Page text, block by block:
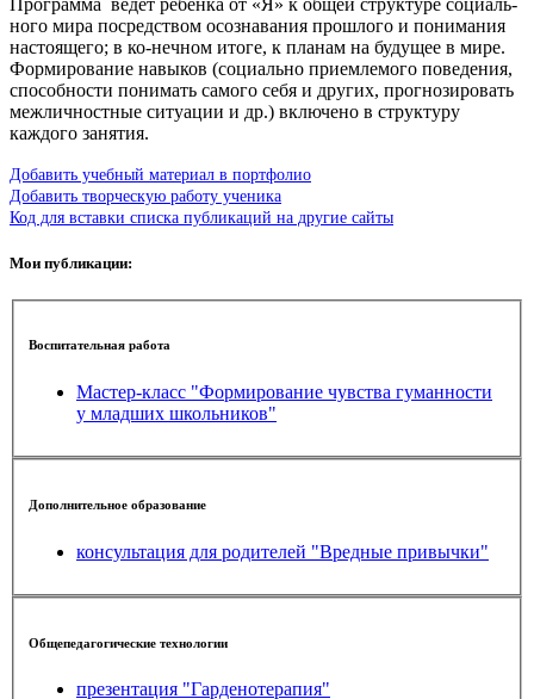
ного мира посредством осознавания прошлого и понимания
настоящего; в ко-нечном итоге, к планам на будущее в мире.
Формирование навыков (социально приемлемого поведения,
способности понимать самого себя и других, прогнозировать
межличностные ситуации и др.) включено в структуру
каждого занятия.
Добавить учебный материал в портфолио
Добавить творческую работу ученика
Код для вставки списка публикаций на другие сайты
Мои публикации:
Воспитательная работа
Мастер-класс "Формирование чувства гуманности
у младших школьников"
Дополнительное образование
консультация для родителей "Вредные привычки"
Общепедагогические технологии
презентация "Гарденотерапия"